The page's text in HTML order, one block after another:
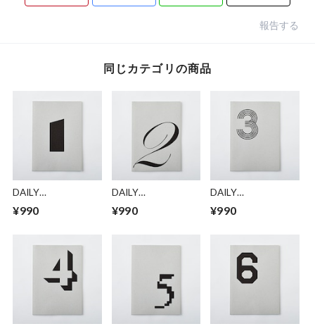
報告する
同じカテゴリの商品
DAILY
「1」
¥990
DAILY
「2」
¥990
DAILY
「3」
¥990